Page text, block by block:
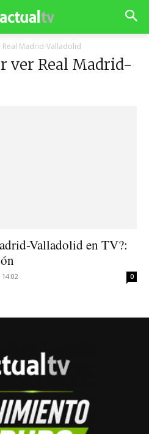
Madrid-Valladolid
ver Real Madrid-
Valladolid en TV?:
0